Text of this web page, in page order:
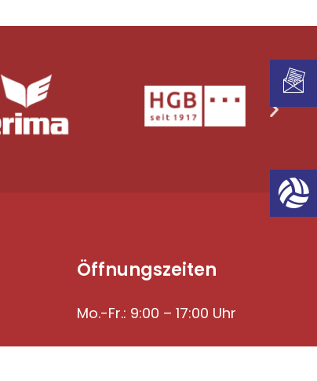
Öffnungszeiten
Mo.-Fr.: 9:00 – 17:00 Uhr